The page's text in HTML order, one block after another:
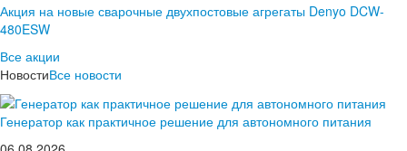
Акция на новые сварочные двухпостовые агрегаты Denyo DCW-
480ESW
Все акции
НовостиВсе новости
Генератор как практичное решение для автономного питания